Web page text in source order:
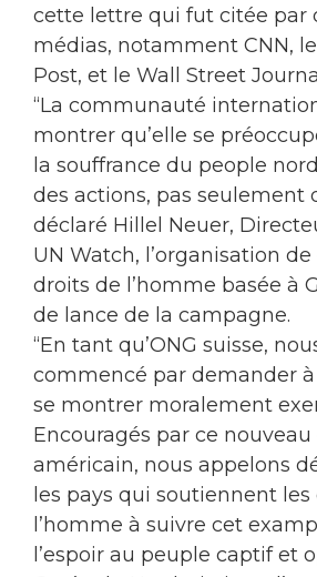
cette lettre qui fut citée par
médias, notamment CNN,
Post, et le Wall Street
“La communauté
montrer qu’elle se
la souffrance du people
des actions, pas seulement
déclaré Hillel Neuer,
UN Watch, l’organisation
droits de l’homme basée à
de lance de la campagne.
“En tant qu’ONG suisse,
commencé par demander
se montrer moralement
Encouragés par ce nouveau
américain, nous appelons
les pays qui soutiennent les
l’homme à suivre cet
l’espoir au peuple captif et